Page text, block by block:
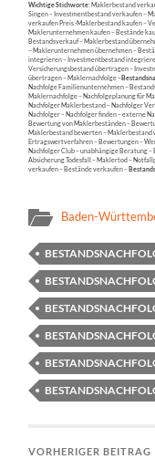
Wichtige Stichworte: Maklerbestand
Singen – Investmentbestand verkaufen –
verkaufen Preis -Maklerbestand kaufen –
Maklerunternehmen kaufen – Bestände
Bestandsverkauf – Maklerbestand
– Maklerunternehmen übernehmen –
integrieren – Investmentbestand
Versicherungsbestand übertragen –
übertragen – Maklernachfolge –
Nachfolge Familienunternehmen –
Maklernachfolge – Nachfolgeplanung für
Nachfolger Maklerbestand – Nachfolger
Nachfolger – Nachfolger finden – externe
Bewertung von Maklerbeständen –
Maklerbestand bewerten –
Ertragswertverfahren – Bewertungen –
Nachfolger Club – unabhängige Beratung
Absicherung Todesfall – Maklertod –
verkaufen – Bestände verkaufen –
Baden-
VORHERIGER BEITRAG